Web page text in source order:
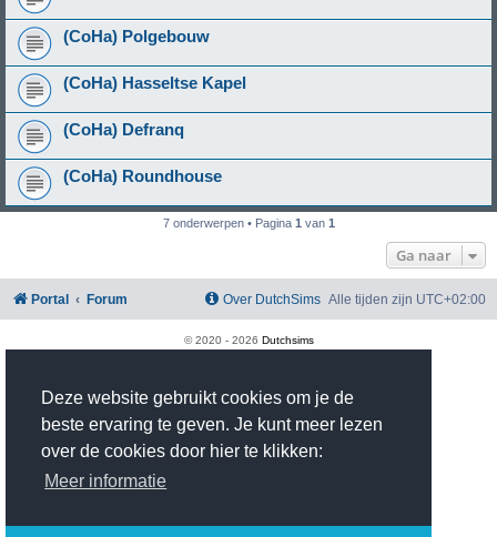
Deze website gebruikt cookies om je de
beste ervaring te geven. Je kunt meer lezen
over de cookies door hier te klikken:
Meer informatie
(CoHa) Polgebouw
(CoHa) Hasseltse Kapel
(CoHa) Defranq
(CoHa) Roundhouse
7 onderwerpen • Pagina 1 van 1
Ga naar
Portal Forum Alle tijden zijn UTC+02:00
Over DutchSims
© 2020 - 2026 Dutchsims
phpBB Two Factor Authentication ©paul999
Privacy |Gebruikersvoorwaarden